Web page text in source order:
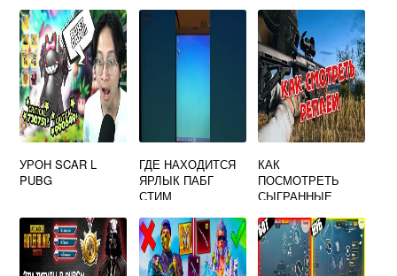
УРОН SCAR L
PUBG
ГДЕ НАХОДИТСЯ
ЯРЛЫК ПАБГ
СТИМ
КАК
ПОСМОТРЕТЬ
СЫГРАННЫЕ
МОБАЙЛ